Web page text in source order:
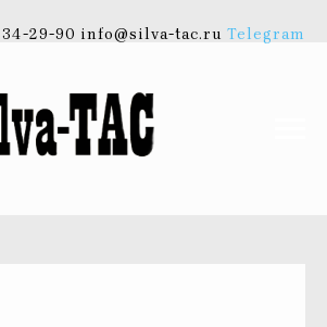
29-90 info@silva-tac.ru Telegram